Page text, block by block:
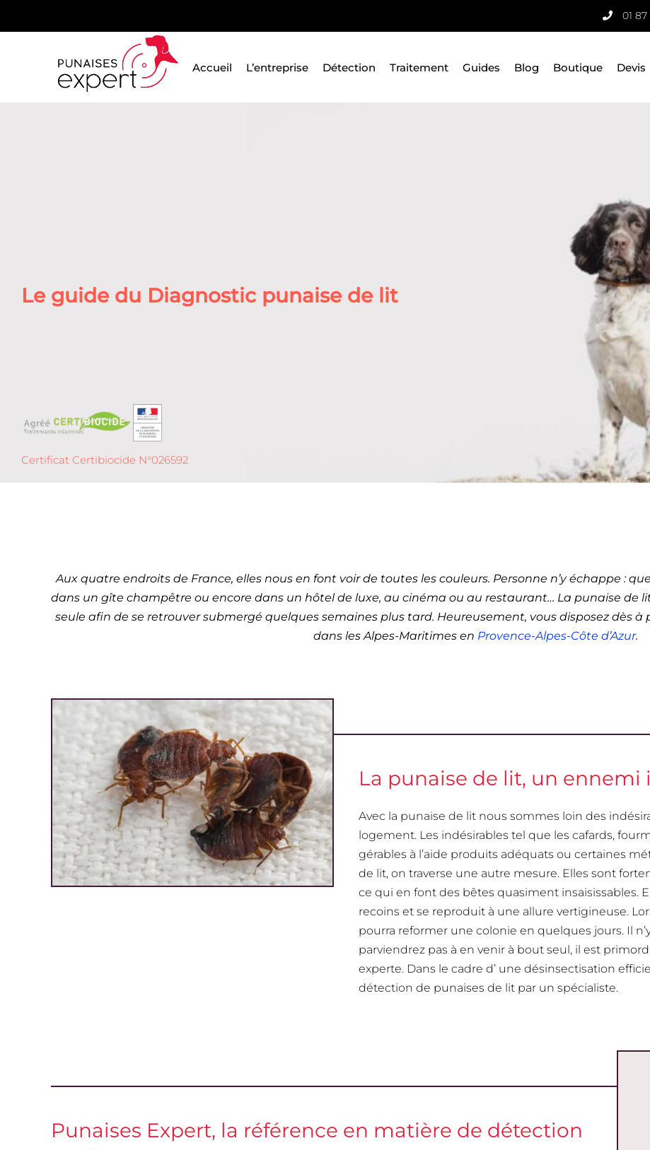
01
Accueil L’entreprise Détection Traitement Guides Blog Boutique Devis
Le guide du Diagnostic punaise de lit
Certificat Certibiocide N°026592
Aux quatre endroits de France, elles nous en font voir de toutes les couleurs. Personne n’y échappe :
dans un gîte champêtre ou encore dans un hôtel de luxe, au cinéma ou au restaurant… La punaise de
seule afin de se retrouver submergé quelques semaines plus tard. Heureusement, vous disposez dès
dans les Alpes-Maritimes en Provence-Alpes-Côte d’Azur.
La punaise de lit, un ennemi
Avec la punaise de lit nous sommes loin des
logement. Les indésirables tel que les cafards,
gérables à l’aide produits adéquats ou certaines
de lit, on traverse une autre mesure. Elles sont
ce qui en font des bêtes quasiment insaisissables.
recoins et se reproduit à une allure vertigineuse.
pourra reformer une colonie en quelques jours. Il
parviendrez pas à en venir à bout seul, il est
experte. Dans le cadre d’ une désinsectisation
détection de punaises de lit par un spécialiste.
Punaises Expert, la référence en matière de détection